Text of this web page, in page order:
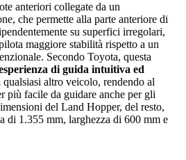
anteriori collegate da un
che permette alla parte anteriore di
su superfici irregolari,
maggiore stabilità rispetto a un
Secondo Toyota, questa
di guida intuitiva ed
qualsiasi altro veicolo, rendendo al
più facile da guidare anche per gli
del Land Hopper, del resto,
di 1.355 mm, larghezza di 600 mm e